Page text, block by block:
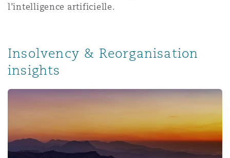
l’intelligence artificielle.
Insolvency & Reorganisation
insights